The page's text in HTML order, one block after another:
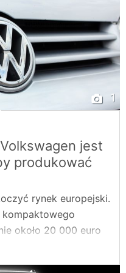
1
jest
produkować
rynek europejski.
kompaktowego
około 20 000 euro